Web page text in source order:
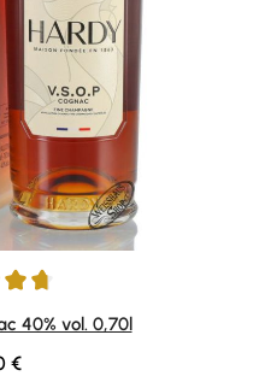
4.78 von 5 Sternen
40% vol. 0,70l
Preis:
€